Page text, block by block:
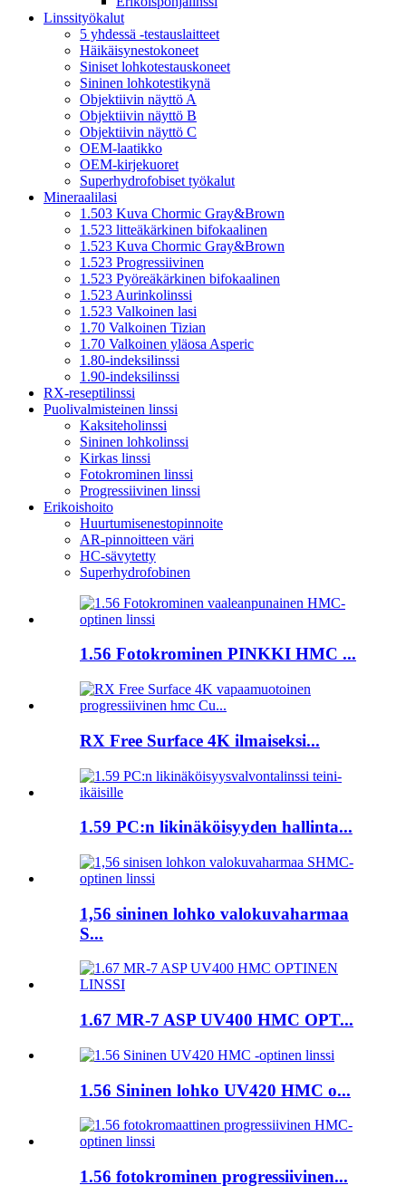
Linssityökalut
5 yhdessä -testauslaitteet
Häikäisynestokoneet
Siniset lohkotestauskoneet
Sininen lohkotestikynä
Objektiivin näyttö A
Objektiivin näyttö B
Objektiivin näyttö C
OEM-laatikko
OEM-kirjekuoret
Superhydrofobiset työkalut
Mineraalilasi
1.503 Kuva Chormic Gray&Brown
1.523 litteäkärkinen bifokaalinen
1.523 Kuva Chormic Gray&Brown
1.523 Progressiivinen
1.523 Pyöreäkärkinen bifokaalinen
1.523 Aurinkolinssi
1.523 Valkoinen lasi
1.70 Valkoinen Tizian
1.70 Valkoinen yläosa Asperic
1.80-indeksilinssi
1.90-indeksilinssi
RX-reseptilinssi
Puolivalmisteinen linssi
Kaksiteholinssi
Sininen lohkolinssi
Kirkas linssi
Fotokrominen linssi
Progressiivinen linssi
Erikoishoito
Huurtumisenestopinnoite
AR-pinnoitteen väri
HC-sävytetty
Superhydrofobinen
1.56 Fotokrominen PINKKI HMC ...
RX Free Surface 4K ilmaiseksi...
1.59 PC:n likinäköisyyden hallinta...
1,56 sininen lohko valokuvaharmaa
S...
1.67 MR-7 ASP UV400 HMC OPT...
1.56 Sininen lohko UV420 HMC o...
1.56 fotokrominen progressiivinen...